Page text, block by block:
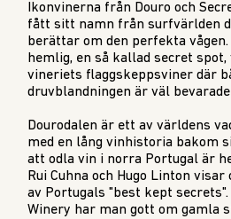
Ikonvinerna från Douro och
fått sitt namn från surfvärlden
berättar om den perfekta
hemlig, en så kallad secret
vineriets flaggskeppsviner där
druvblandningen är väl
Dourodalen är ett av världens
med en lång vinhistoria bakom
att odla vin i norra Portugal är
Rui Cuhna och Hugo Linton
av Portugals "best kept secrets".
Winery har man gott om gamla